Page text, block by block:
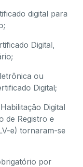
digital para
Digital,
ou
Digital;
Digital
de Registro e
e) tornaram-se
por